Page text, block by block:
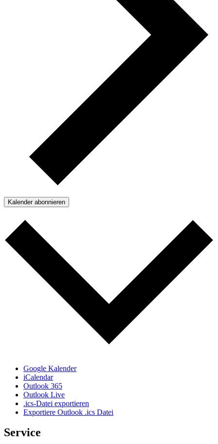
Kalender abonnieren
Google Kalender
iCalendar
Outlook 365
Outlook Live
.ics-Datei exportieren
Exportiere Outlook .ics Datei
Service